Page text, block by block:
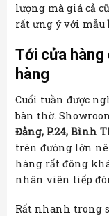
lượng mà giá cả
rất ưng ý với mẫu
Tới cửa
hàng
Cuối tuần được
bàn thờ.
Đằng, P.24, Bình
trên đường lớn
hàng rất đông
nhân viên tiếp
Rất nhanh trong